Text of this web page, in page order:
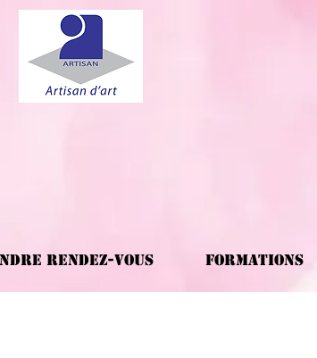
rendez-vous Formations